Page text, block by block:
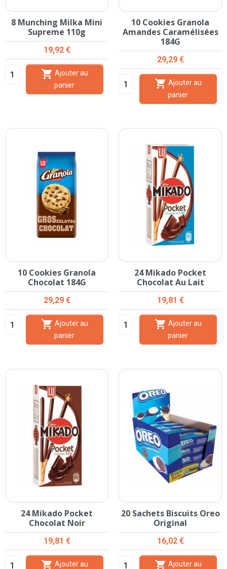
8 Munching Milka Mini
Supreme 110g
Prix
19,92 €

panier
10 Cookies Granola
Amandes Caramélisées
184G
Prix
29,29 €

panier
10 Cookies Granola
Chocolat 184G
Prix
29,29 €

panier
24 Mikado Pocket
Chocolat Au Lait
Prix
19,81 €

panier
24 Mikado Pocket
Chocolat Noir
Prix
19,81 €

20 Sachets Biscuits Oreo
Original
Prix
16,02 €
